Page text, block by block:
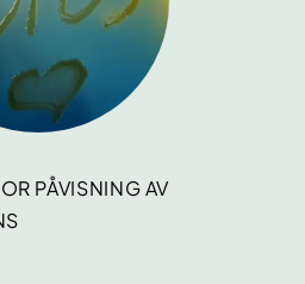
PÅVISNING AV